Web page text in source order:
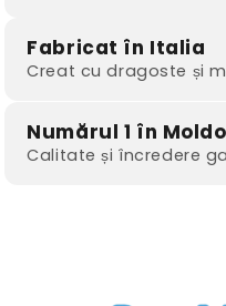
Fabricat în Italia
Creat cu dragoste și
Numărul 1 în
Calitate și încredere